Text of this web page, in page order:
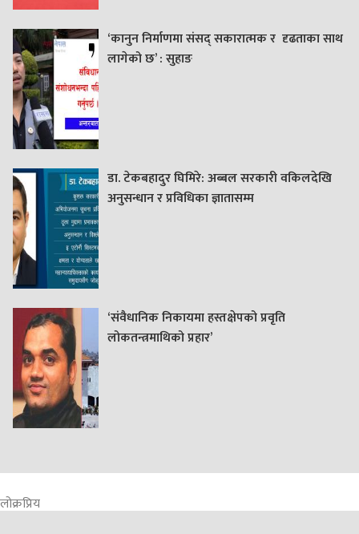
‘कानुन निर्माणमा संसद् सकारात्मक र दृढताका साथ
लागेको छ’ : सुहाङ
डा. टेकबहादुर घिमिरे: अब्बल सरकारी वकिलदेखि
अनुसन्धान र प्रविधिका ज्ञातासम्म
‘संवैधानिक निकायमा हस्तक्षेपको प्रवृति
लोकतन्त्रमाथिको प्रहार’
लोक्रप्रिय